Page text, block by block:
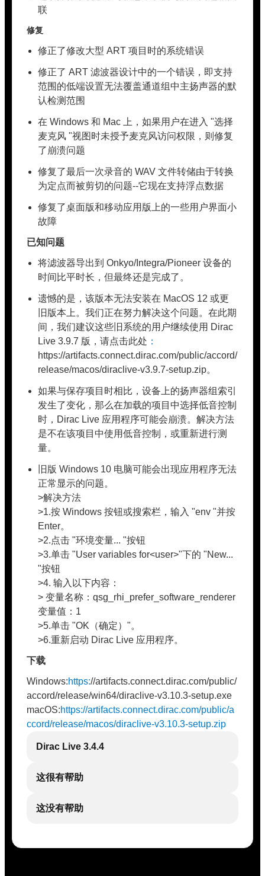
联
修复
修正了修改大型 ART 项目时的系统错误
修正了 ART 滤波器设计中的一个错误，即支持
范围的低端设置无法覆盖通道组中主扬声器的默
认检测范围
在 Windows 和 Mac 上，如果用户在进入 "选择
麦克风 "视图时未授予麦克风访问权限，则修复
了崩溃问题
修复了最后一次录音的 WAV 文件转储由于转换
为定点而被剪切的问题--它现在支持浮点数据
修复了桌面版和移动应用版上的一些用户界面小
故障
已知问题
将滤波器导出到 Onkyo/Integra/Pioneer 设备的
时间比平时长，但最终还是完成了。
遗憾的是，该版本无法安装在 MacOS 12 或更
旧版本上。我们正在努力解决这个问题。在此期
间，我们建议这些旧系统的用户继续使用 Dirac
Live 3.9.7 版，请点击此处 ：
https://artifacts.connect.dirac.com/public/accord/
release/macos/diraclive-v3.9.7-setup.zip。
如果与保存项目时相比，设备上的扬声器组索引
发生了变化，那么在加载的项目中选择低音控制
时，Dirac Live 应用程序可能会崩溃。解决方法
是不在该项目中使用低音控制，或重新进行测
量。
旧版 Windows 10 电脑可能会出现应用程序无法
正常显示的问题。
>解决方法
>1.按 Windows 按钮或搜索栏，输入 "env "并按
Enter。
>2.点击 "环境变量... "按钮
>3.单击 "User variables for<user>"下的 "New...
"按钮
>4. 输入以下内容：
> 变量名称：qsg_rhi_prefer_software_renderer
变量值：1
>5.单击 "OK（确定）"。
>6.重新启动 Dirac Live 应用程序。
下载
Windows:https://artifacts.connect.dirac.com/public/
accord/release/win64/diraclive-v3.10.3-setup.exe
macOS:https://artifacts.connect.dirac.com/public/a
ccord/release/macos/diraclive-v3.10.3-setup.zip
Dirac Live 3.4.4
这很有帮助
这没有帮助